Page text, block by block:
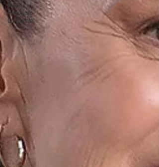
Grupo
Financiero
Continental